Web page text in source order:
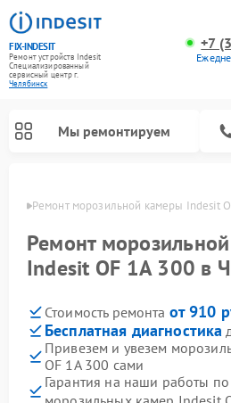
FIX-INDESIT
Ремонт устройств Indesit
Специализированный
cервисный центр г.
Челябинск
+7
Мы ремонтируем
Ремонт морозильной камеры Indesit
Ремонт
Indesit OF 1A 300 в
Стоимость ремонта от 910
Бесплатная диагностика
Привезем и увезем
OF 1A 300 сами
Гарантия на наши работы